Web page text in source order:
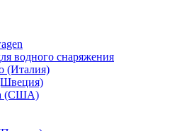
водного снаряжения
(Италия)
(США)